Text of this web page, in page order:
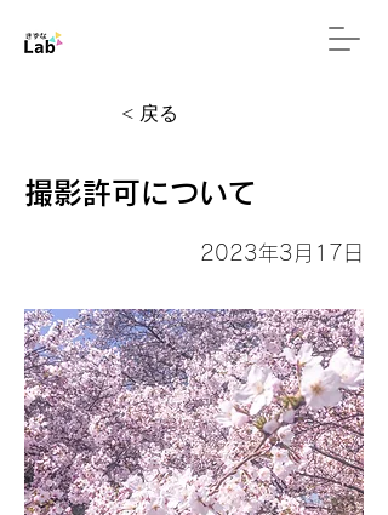
< 戻る
撮影許可について
2023年3月17日